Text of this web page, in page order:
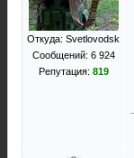
Откуда: Svetlovodsk
Сообщений: 6 924
Репутация: 819